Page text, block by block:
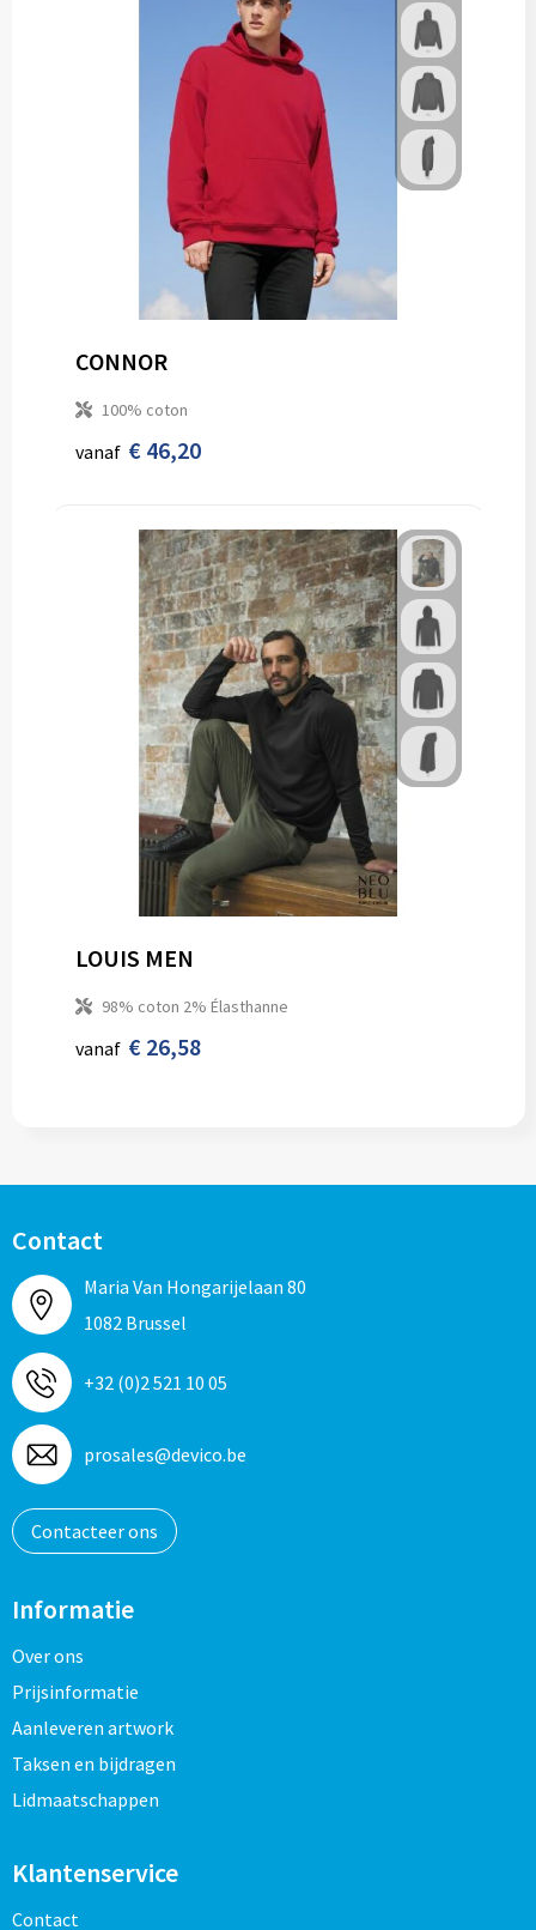
CONNOR
100% coton
vanaf € 46,20
LOUIS MEN
98% coton 2% Élasthanne
vanaf € 26,58
Contact
Maria Van Hongarijelaan 80
1082 Brussel
+32 (0)2 521 10 05
prosales@devico.be
Contacteer ons
Informatie
Over ons
Prijsinformatie
Aanleveren artwork
Taksen en bijdragen
Lidmaatschappen
Klantenservice
Contact